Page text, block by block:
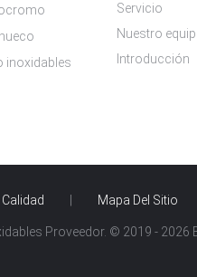
inoxidables Introducción
Servicio
Nuestro
Mapa Del Sitio
Proveedor. © 2019 - 2026